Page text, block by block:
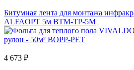
Битумная лента для монтажа
ALFAOPT 5м BTM-TP-5M
4 673 ₽